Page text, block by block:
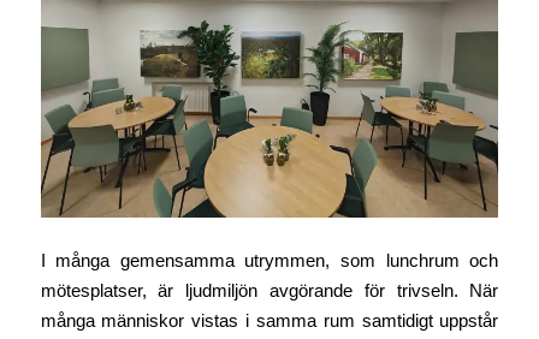
I många gemensamma utrymmen, som lunchrum och
mötesplatser, är ljudmiljön avgörande för trivseln. När
många människor vistas i samma rum samtidigt uppstår